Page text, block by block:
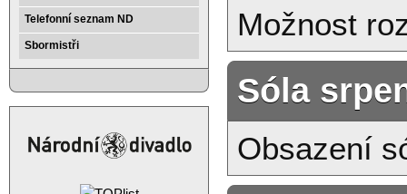
Telefonní seznam ND
Sbormistři
Možnost
Sóla
Obsazení